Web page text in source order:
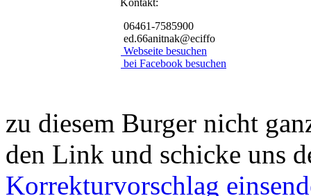
Kontakt:
06461-7585900
ed.66anitnak@eciffo
Webseite besuchen
bei Facebook besuchen
zu diesem Burger nicht
den Link und schicke uns
Korrekturvorschlag